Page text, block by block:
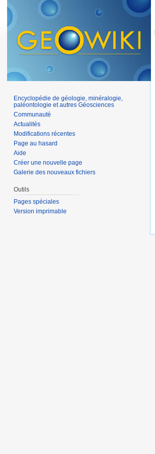
Encyclopédie de géologie, minéralogie,
paléontologie et autres Géosciences
Communauté
Actualités
Modifications récentes
Page au hasard
Aide
Créer une nouvelle page
Galerie des nouveaux fichiers
Outils
Pages spéciales
Version imprimable